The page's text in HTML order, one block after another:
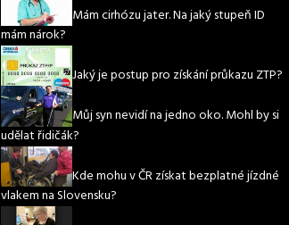
Mám cirhózu jater. Na jaký stupeň ID
mám nárok?
Jaký je postup pro získání průkazu ZTP?
Můj syn nevidí na jedno oko. Mohl by si
udělat řidičák?
Kde mohu v ČR získat bezplatné jízdné
vlakem na Slovensku?